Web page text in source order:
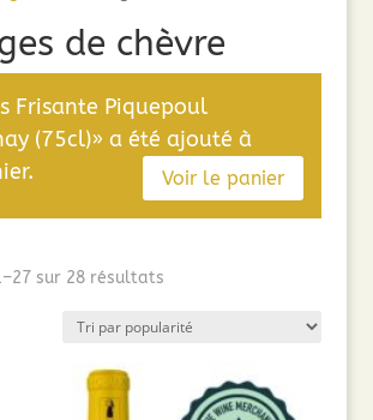
de chèvre
Frisante Piquepoul
(75cl)» a été ajouté à
Voir le panier
sur 28 résultatsTrié